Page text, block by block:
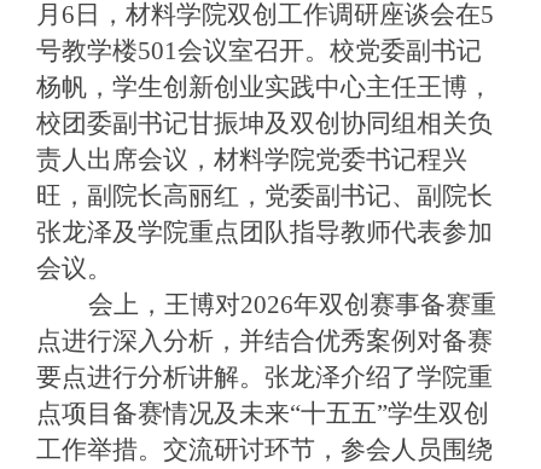
月6日，材料学院双创工作调研座谈会在5
号教学楼501会议室召开。校党委副书记
杨帆，学生创新创业实践中心主任王博，
校团委副书记甘振坤及双创协同组相关负
责人出席会议，材料学院党委书记程兴
旺，副院长高丽红，党委副书记、副院长
张龙泽及学院重点团队指导教师代表参加
会议。
会上，王博对2026年双创赛事备赛重
点进行深入分析，并结合优秀案例对备赛
要点进行分析讲解。张龙泽介绍了学院重
点项目备赛情况及未来“十五五”学生双创
工作举措。交流研讨环节，参会人员围绕